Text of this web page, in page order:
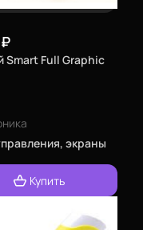
₽
Smart Full Graphic
экраны
Купить